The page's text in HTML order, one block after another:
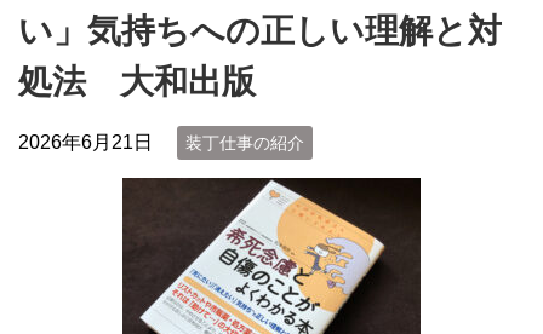
い」気持ちへの正しい理解と対
処法 大和出版
2026年6月21日 装丁仕事の紹介